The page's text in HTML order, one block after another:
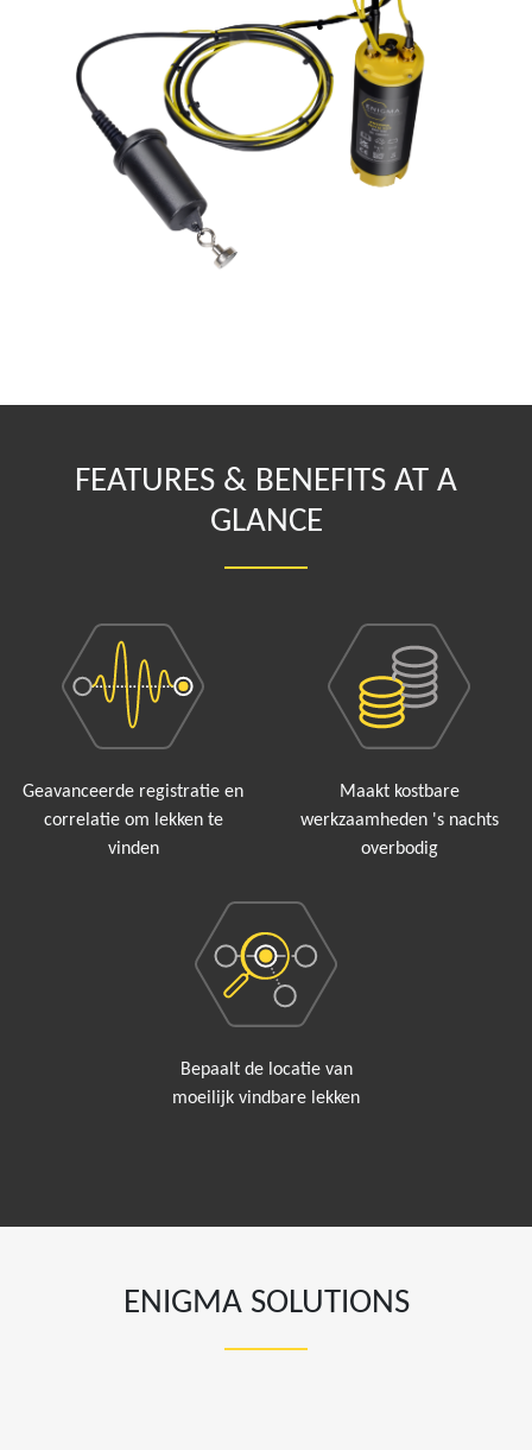
FEATURES & BENEFITS AT A
GLANCE
Geavanceerde registratie en
correlatie om lekken te
vinden
Maakt kostbare
werkzaamheden 's nachts
overbodig
Bepaalt de locatie van
moeilijk vindbare lekken
ENIGMA SOLUTIONS